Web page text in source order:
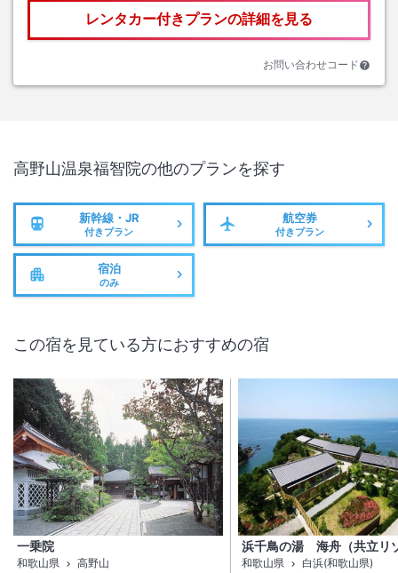
レンタカー付きプランの詳細を見る
お問い合わせコード
高野山温泉福智院の他のプランを探す
新幹線・JR
付きプラン
航空券
付きプラン
宿泊
のみ
この宿を見ている方におすすめの宿
一乗院
和歌山県
高野山
浜千鳥の湯 海舟（共立リ
和歌山県
白浜(和歌山県)